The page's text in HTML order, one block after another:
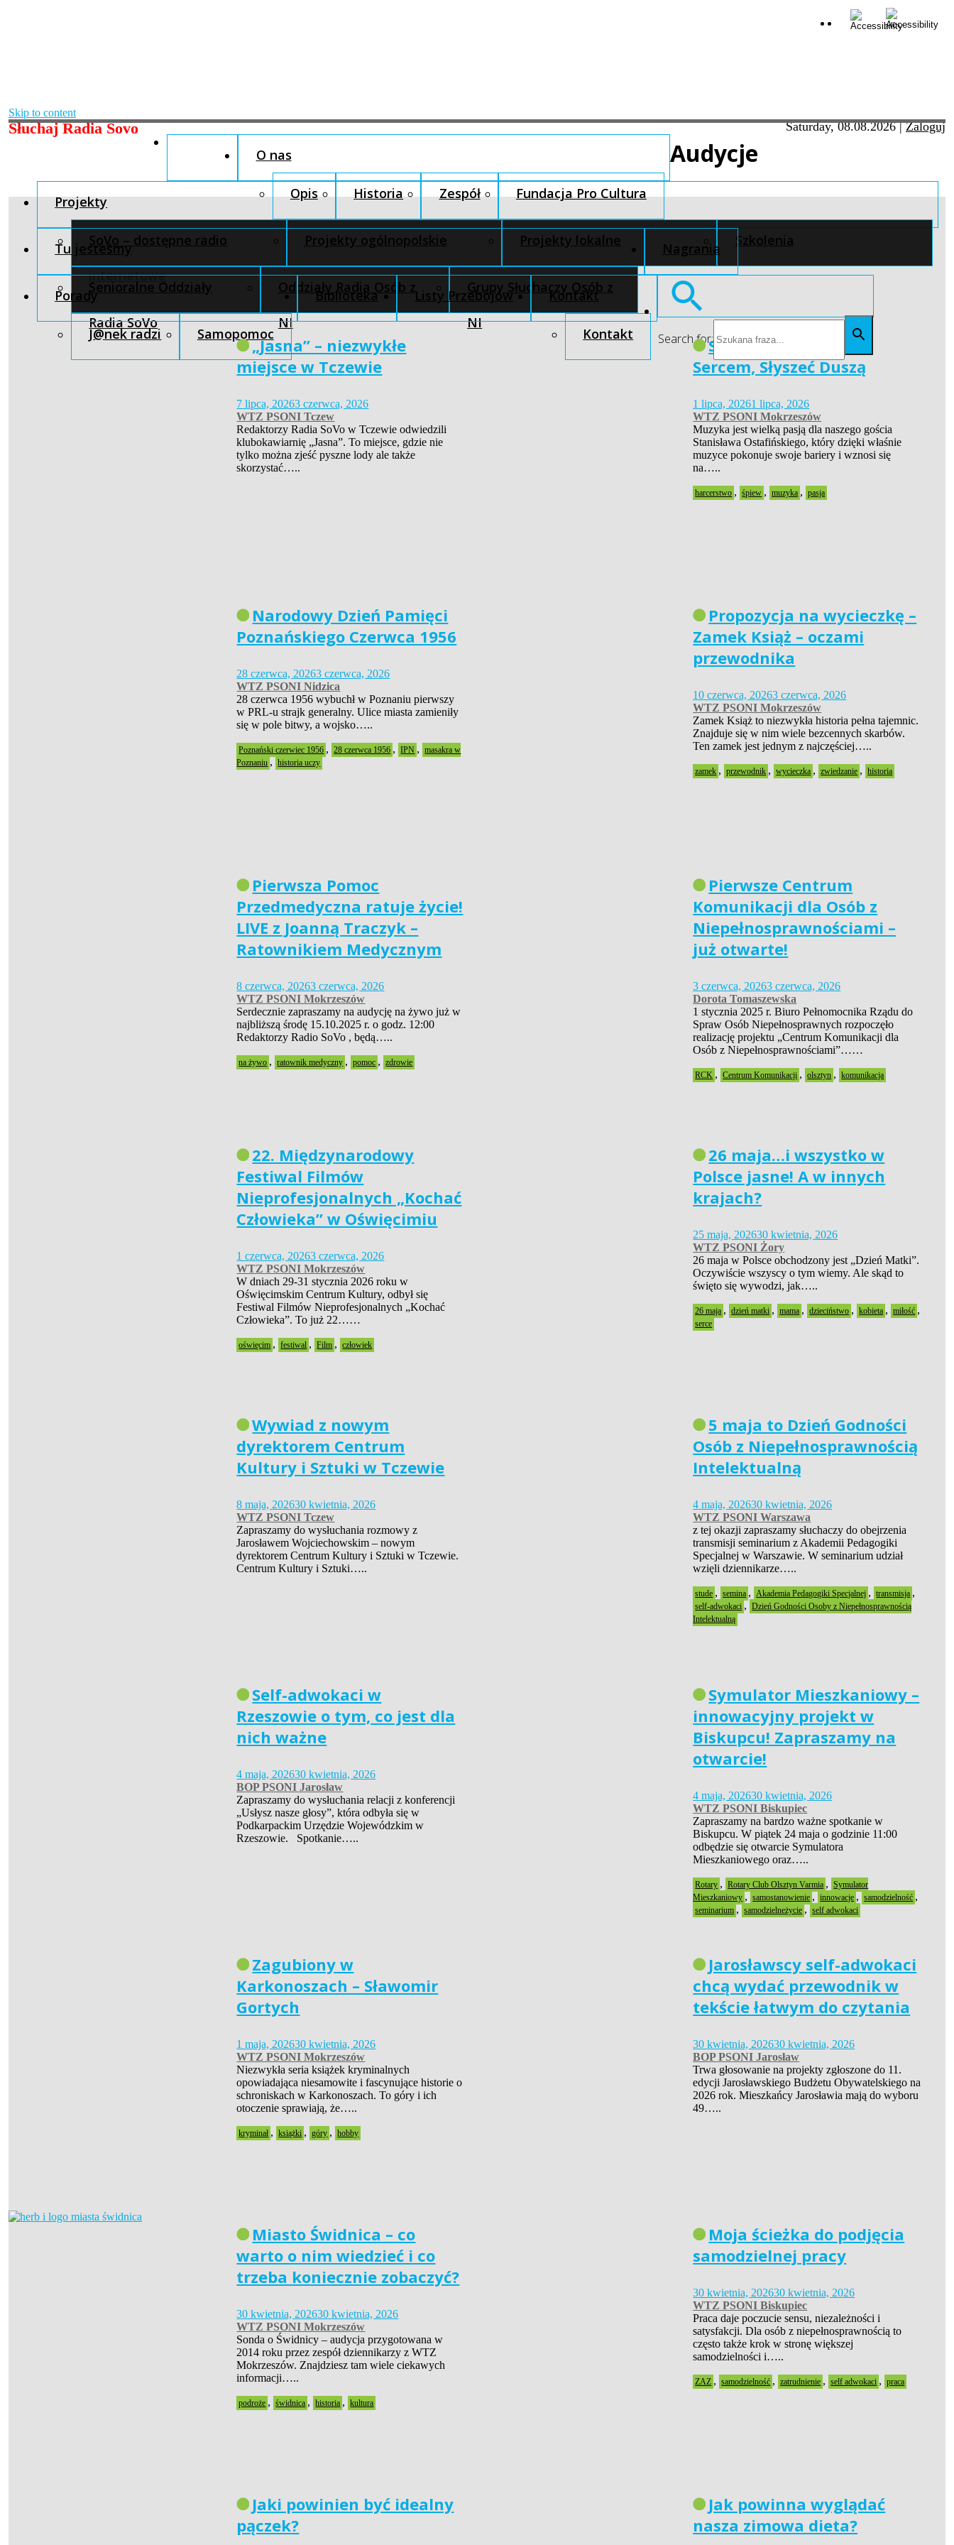
Skip to content
Słuchaj Radia Sovo Saturday, 08.08.2026|Zaloguj
O nas
Opis Historia Zespół Fundacja Pro Cultura
Projekty
SoVo – dostępne radio
internetowe
Projekty ogólnopolskie Projekty lokalne Szkolenia
Tu jesteśmy
Senioralne Oddziały
Radia SoVo
Oddziały Radia Osób z
NI
Grupy Słuchaczy Osób z
NI
Nagrania
Porady
J@nek radzi Samopomoc
Biblioteka Listy Przebojów Kontakt
Kontakt Search for:
Audycje
„Jasna” – niezwykłe
miejsce w Tczewie
7 lipca, 20263 czerwca, 2026
WTZ PSONI Tczew
Redaktorzy Radia SoVo w Tczewie odwiedzili
klubokawiarnię „Jasna”. To miejsce, gdzie nie
tylko można zjeść pyszne lody ale także
skorzystać…..
Siła Pasji – Widzieć
Sercem, Słyszeć Duszą
1 lipca, 20261 lipca, 2026
WTZ PSONI Mokrzeszów
Muzyka jest wielką pasją dla naszego gościa
Stanisława Ostafińskiego, który dzięki właśnie
muzyce pokonuje swoje bariery i wznosi się
na…..
harcerstwo , śpiew , muzyka , pasja
Narodowy Dzień Pamięci
Poznańskiego Czerwca 1956
28 czerwca, 20263 czerwca, 2026
WTZ PSONI Nidzica
28 czerwca 1956 wybuchł w Poznaniu pierwszy
w PRL-u strajk generalny. Ulice miasta zamieniły
się w pole bitwy, a wojsko…..
Poznański czerwiec 1956 , 28 czerwca 1956 , IPN ,
masakra w
Poznaniu , historia uczy
Propozycja na wycieczkę –
Zamek Książ – oczami
przewodnika
10 czerwca, 20263 czerwca, 2026
WTZ PSONI Mokrzeszów
Zamek Książ to niezwykła historia pełna tajemnic.
Znajduje się w nim wiele bezcennych skarbów.
Ten zamek jest jednym z najczęściej…..
zamek , przewodnik , wycieczka , zwiedzanie , historia
Pierwsza Pomoc
Przedmedyczna ratuje życie!
LIVE z Joanną Traczyk –
Ratownikiem Medycznym
8 czerwca, 20263 czerwca, 2026
WTZ PSONI Mokrzeszów
Serdecznie zapraszamy na audycję na żywo już w
najbliższą środę 15.10.2025 r. o godz. 12:00
Redaktorzy Radio SoVo , będą…..
na żywo , ratownik medyczny , pomoc , zdrowie
Pierwsze Centrum
Komunikacji dla Osób z
Niepełnosprawnościami –
już otwarte!
3 czerwca, 20263 czerwca, 2026
Dorota Tomaszewska
1 stycznia 2025 r. Biuro Pełnomocnika Rządu do
Spraw Osób Niepełnosprawnych rozpoczęło
realizację projektu „Centrum Komunikacji dla
Osób z Niepełnosprawnościami”……
RCK , Centrum Komunikacji , olsztyn , komunikacja
22. Międzynarodowy
Festiwal Filmów
Nieprofesjonalnych „Kochać
Człowieka” w Oświęcimiu
1 czerwca, 20263 czerwca, 2026
WTZ PSONI Mokrzeszów
W dniach 29-31 stycznia 2026 roku w
Oświęcimskim Centrum Kultury, odbył się
Festiwal Filmów Nieprofesjonalnych „Kochać
Człowieka”. To już 22……
oświęcim , festiwal , Film , człowiek
26 maja…i wszystko w
Polsce jasne! A w innych
krajach?
25 maja, 202630 kwietnia, 2026
WTZ PSONI Żory
26 maja w Polsce obchodzony jest „Dzień Matki”.
Oczywiście wszyscy o tym wiemy. Ale skąd to
święto się wywodzi, jak…..
26 maja , dzień matki , mama , dzieciństwo , kobieta , miłość ,
serce
Wywiad z nowym
dyrektorem Centrum
Kultury i Sztuki w Tczewie
8 maja, 202630 kwietnia, 2026
WTZ PSONI Tczew
Zapraszamy do wysłuchania rozmowy z
Jarosławem Wojciechowskim – nowym
dyrektorem Centrum Kultury i Sztuki w Tczewie.
Centrum Kultury i Sztuki…..
5 maja to Dzień Godności
Osób z Niepełnosprawnością
Intelektualną
4 maja, 202630 kwietnia, 2026
WTZ PSONI Warszawa
z tej okazji zapraszamy słuchaczy do obejrzenia
transmisji seminarium z Akademii Pedagogiki
Specjalnej w Warszawie. W seminarium udział
wzięli dziennikarze…..
stude , semina , Akademia Pedagogiki Specjalnej , transmisja ,
self-adwokaci , Dzień Godności Osoby z Niepełnosprawnością
Intelektualną
Self-adwokaci w
Rzeszowie o tym, co jest dla
nich ważne
4 maja, 202630 kwietnia, 2026
BOP PSONI Jarosław
Zapraszamy do wysłuchania relacji z konferencji
„Usłysz nasze głosy”, która odbyła się w
Podkarpackim Urzędzie Wojewódzkim w
Rzeszowie. Spotkanie…..
Symulator Mieszkaniowy –
innowacyjny projekt w
Biskupcu! Zapraszamy na
otwarcie!
4 maja, 202630 kwietnia, 2026
WTZ PSONI Biskupiec
Zapraszamy na bardzo ważne spotkanie w
Biskupcu. W piątek 24 maja o godzinie 11:00
odbędzie się otwarcie Symulatora
Mieszkaniowego oraz…..
Rotary , Rotary Club Olsztyn Varmia , Symulator
Mieszkaniowy , samostanowienie , innowacje , samodzielność ,
seminarium , samodzielneżycie , self adwokaci
Zagubiony w
Karkonoszach – Sławomir
Gortych
1 maja, 202630 kwietnia, 2026
WTZ PSONI Mokrzeszów
Niezwykła seria książek kryminalnych
opowiadająca niesamowite i fascynujące historie o
schroniskach w Karkonoszach. To góry i ich
otoczenie sprawiają, że…..
kryminał , książki , góry , hobby
Jarosławscy self-adwokaci
chcą wydać przewodnik w
tekście łatwym do czytania
30 kwietnia, 202630 kwietnia, 2026
BOP PSONI Jarosław
Trwa głosowanie na projekty zgłoszone do 11.
edycji Jarosławskiego Budżetu Obywatelskiego na
2026 rok. Mieszkańcy Jarosławia mają do wyboru
49…..
Miasto Świdnica – co
warto o nim wiedzieć i co
trzeba koniecznie zobaczyć?
30 kwietnia, 202630 kwietnia, 2026
WTZ PSONI Mokrzeszów
Sonda o Świdnicy – audycja przygotowana w
2014 roku przez zespół dziennikarzy z WTZ
Mokrzeszów. Znajdziesz tam wiele ciekawych
informacji…..
podroże , świdnica , historia , kultura
Moja ścieżka do podjęcia
samodzielnej pracy
30 kwietnia, 202630 kwietnia, 2026
WTZ PSONI Biskupiec
Praca daje poczucie sensu, niezależności i
satysfakcji. Dla osób z niepełnosprawnością to
często także krok w stronę większej
samodzielności i…..
ZAZ , samodzielność , zatrudnienie , self adwokaci , praca
Jaki powinien być idealny
pączek?
Jak powinna wyglądać
nasza zimowa dieta?